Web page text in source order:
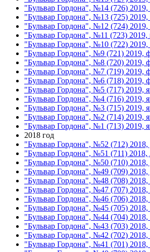
"Бульвар Гордона", №14 (726) 2019,
"Бульвар Гордона", №13 (725) 2019,
"Бульвар Гордона", №12 (724) 2019,
"Бульвар Гордона", №11 (723) 2019,
"Бульвар Гордона", №10 (722) 2019,
"Бульвар Гордона", №9 (721) 2019,
"Бульвар Гордона", №8 (720) 2019,
"Бульвар Гордона", №7 (719) 2019,
"Бульвар Гордона", №6 (718) 2019,
"Бульвар Гордона", №5 (717) 2019,
"Бульвар Гордона", №4 (716) 2019,
"Бульвар Гордона", №3 (715) 2019,
"Бульвар Гордона", №2 (714) 2019,
"Бульвар Гордона", №1 (713) 2019,
2018 год
"Бульвар Гордона", №52 (712) 2018,
"Бульвар Гордона", №51 (711) 2018,
"Бульвар Гордона", №50 (710) 2018,
"Бульвар Гордона", №49 (709) 2018,
"Бульвар Гордона", №48 (708) 2018,
"Бульвар Гордона", №47 (707) 2018,
"Бульвар Гордона", №46 (706) 2018,
"Бульвар Гордона", №45 (705) 2018,
"Бульвар Гордона", №44 (704) 2018,
"Бульвар Гордона", №43 (703) 2018,
"Бульвар Гордона", №42 (702) 2018,
"Бульвар Гордона", №41 (701) 2018,